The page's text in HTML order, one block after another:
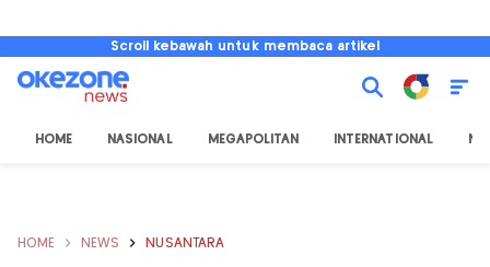
Scroll kebawah untuk membaca artikel
HOME NASIONAL MEGAPOLITAN INTERNATIONAL
HOME NEWS NUSANTARA